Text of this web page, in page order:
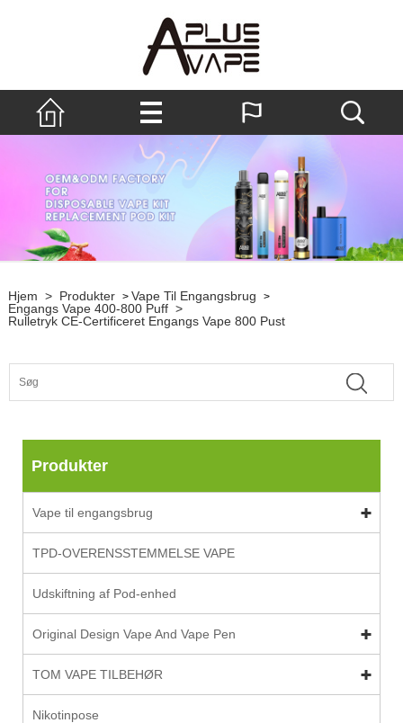
Hjem > Produkter > Vape Til Engangsbrug >
Engangs Vape 400-800 Puff >
Rulletryk CE-Certificeret Engangs Vape 800 Pust
Produkter
Vape til engangsbrug
TPD-OVERENSSTEMMELSE VAPE
Udskiftning af Pod-enhed
Original Design Vape And Vape Pen
TOM VAPE TILBEHØR
Nikotinpose